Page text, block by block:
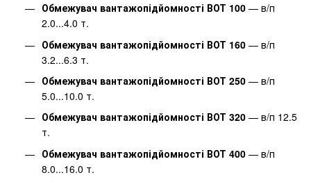
Обмежувач вантажопідйомності ВОТ 100 — в/п
2.0...4.0 т.
Обмежувач вантажопідйомності ВОТ 160 — в/п
3.2...6.3 т.
Обмежувач вантажопідйомності ВОТ 250 — в/п
5.0...10.0 т.
Обмежувач вантажопідйомності ВОТ 320 — в/п 12.5
т.
Обмежувач вантажопідйомності ВОТ 400 — в/п
8.0...16.0 т.